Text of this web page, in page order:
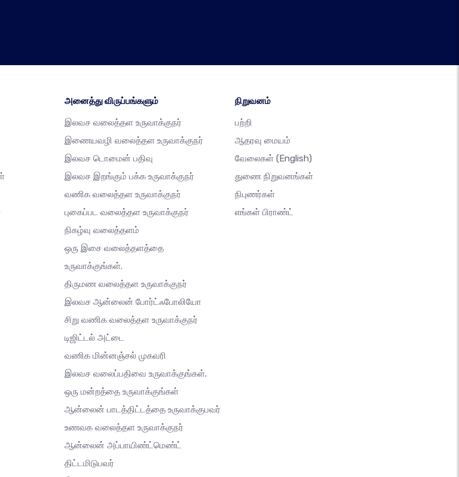
அனைத்து விருப்பங்களும்
இலவச வலைத்தள உருவாக்குநர்
இணையவழி வலைத்தள உருவாக்குநர்
இலவச டொமைன் பதிவு
இலவச இறங்கும் பக்க உருவாக்குநர்
வணிக வலைத்தள உருவாக்குநர்
புகைப்பட வலைத்தள உருவாக்குநர்
நிகழ்வு வலைத்தளம்
ஒரு இசை வலைத்தளத்தை
உருவாக்குங்கள்.
திருமண வலைத்தள உருவாக்குநர்
இலவச ஆன்லைன் போர்ட்ஃபோலியோ
சிறு வணிக வலைத்தள உருவாக்குநர்
டிஜிட்டல் அட்டை
வணிக மின்னஞ்சல் முகவரி
இலவச வலைப்பதிவை உருவாக்குங்கள்.
ஒரு மன்றத்தை உருவாக்குங்கள்
ஆன்லைன் பாடத்திட்டத்தை உருவாக்குபவர்
உணவக வலைத்தள உருவாக்குநர்
ஆன்லைன் அப்பாயிண்ட்மெண்ட்
திட்டமிடுபவர்
நிறுவனம்
பற்றி
ஆதரவு மையம்
வேலைகள் (English)
துணை நிறுவனங்கள்
நிபுணர்கள்
எங்கள் பிராண்ட்